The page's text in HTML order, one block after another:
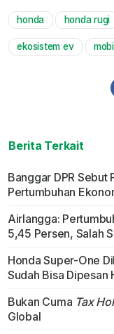
honda honda rugi
ekosistem ev
Berita Terkait
Banggar DPR
Pertumbuhan
Airlangga:
5,45 Persen, Salah
Honda Super-One
Sudah Bisa Dipesan
Bukan Cuma Tax
Global